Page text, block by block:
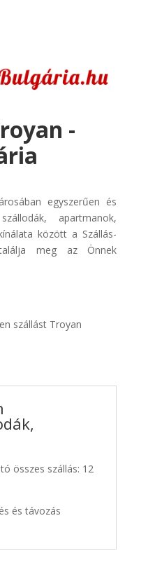
-
egyszerűen és
apartmanok,
között a Szállás-
meg az Önnek
szállást Troyan
összes szállás: 12
és távozás